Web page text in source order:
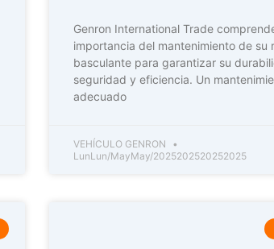
Genron International Trade
importancia del mantenimiento de su
basculante para garantizar su
seguridad y eficiencia. Un
adecuado
VEHÍCULO GENRON
LunLun/MayMay/2025202520252025